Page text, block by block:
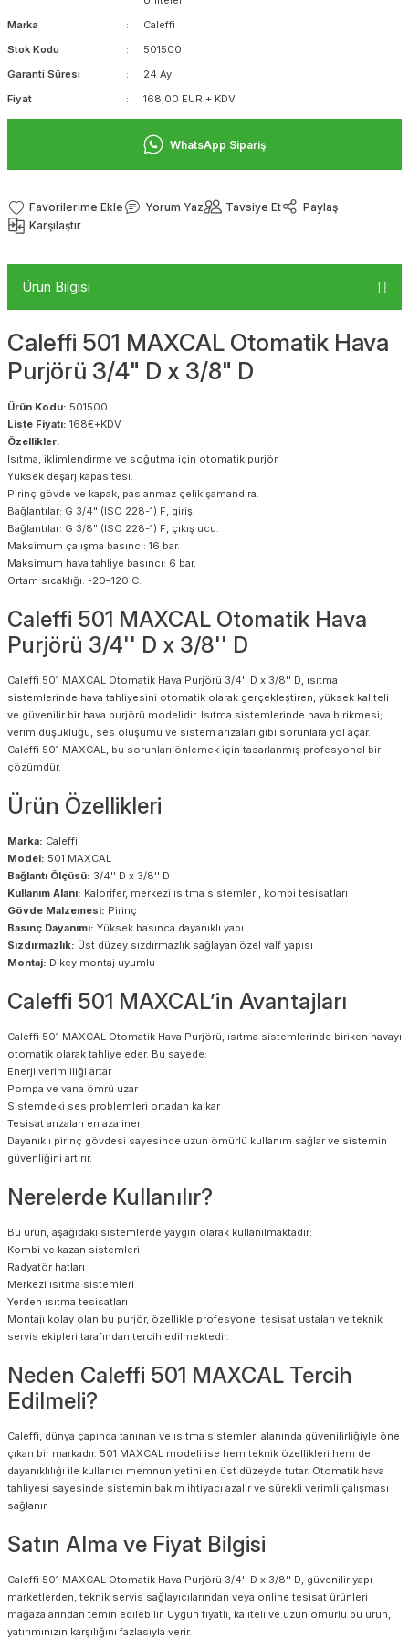
Marka
Caleffi
Stok Kodu
501500
Garanti Süresi
24 Ay
Fiyat
168,00 EUR + KDV
WhatsApp Sipariş
Yorum Yaz Tavsiye Et
Paylaş
Karşılaştır
Ürün Bilgisi
Caleffi 501 MAXCAL Otomatik Hava
Purjörü 3/4" D x 3/8" D
Ürün Kodu: 501500
Liste Fiyatı: 168€+KDV
Özellikler:
Isıtma, iklimlendirme ve soğutma için otomatik purjör.
Yüksek deşarj kapasitesi.
Pirinç gövde ve kapak, paslanmaz çelik şamandıra.
Bağlantılar: G 3/4" (ISO 228-1) F, giriş.
Bağlantılar: G 3/8" (ISO 228-1) F, çıkış ucu.
Maksimum çalışma basıncı: 16 bar.
Maksimum hava tahliye basıncı: 6 bar.
Ortam sıcaklığı: -20–120 C.
Caleffi 501 MAXCAL Otomatik Hava
Purjörü 3/4'' D x 3/8'' D
Caleffi 501 MAXCAL Otomatik Hava Purjörü 3/4'' D x 3/8'' D, ısıtma
sistemlerinde hava tahliyesini otomatik olarak gerçekleştiren, yüksek kaliteli
ve güvenilir bir hava purjörü modelidir. Isıtma sistemlerinde hava birikmesi;
verim düşüklüğü, ses oluşumu ve sistem arızaları gibi sorunlara yol açar.
Caleffi 501 MAXCAL, bu sorunları önlemek için tasarlanmış profesyonel bir
çözümdür.
Ürün Özellikleri
Marka: Caleffi
Model: 501 MAXCAL
Bağlantı Ölçüsü: 3/4'' D x 3/8'' D
Kullanım Alanı: Kalorifer, merkezi ısıtma sistemleri, kombi tesisatları
Gövde Malzemesi: Pirinç
Basınç Dayanımı: Yüksek basınca dayanıklı yapı
Sızdırmazlık: Üst düzey sızdırmazlık sağlayan özel valf yapısı
Montaj: Dikey montaj uyumlu
Caleffi 501 MAXCAL’in Avantajları
Caleffi 501 MAXCAL Otomatik Hava Purjörü, ısıtma sistemlerinde biriken havayı
otomatik olarak tahliye eder. Bu sayede:
Enerji verimliliği artar
Pompa ve vana ömrü uzar
Sistemdeki ses problemleri ortadan kalkar
Tesisat arızaları en aza iner
Dayanıklı pirinç gövdesi sayesinde uzun ömürlü kullanım sağlar ve sistemin
güvenliğini artırır.
Nerelerde Kullanılır?
Bu ürün, aşağıdaki sistemlerde yaygın olarak kullanılmaktadır:
Kombi ve kazan sistemleri
Radyatör hatları
Merkezi ısıtma sistemleri
Yerden ısıtma tesisatları
Montajı kolay olan bu purjör, özellikle profesyonel tesisat ustaları ve teknik
servis ekipleri tarafından tercih edilmektedir.
Neden Caleffi 501 MAXCAL Tercih
Edilmeli?
Caleffi, dünya çapında tanınan ve ısıtma sistemleri alanında güvenilirliğiyle öne
çıkan bir markadır. 501 MAXCAL modeli ise hem teknik özellikleri hem de
dayanıklılığı ile kullanıcı memnuniyetini en üst düzeyde tutar. Otomatik hava
tahliyesi sayesinde sistemin bakım ihtiyacı azalır ve sürekli verimli çalışması
sağlanır.
Satın Alma ve Fiyat Bilgisi
Caleffi 501 MAXCAL Otomatik Hava Purjörü 3/4'' D x 3/8'' D, güvenilir yapı
marketlerden, teknik servis sağlayıcılarından veya online tesisat ürünleri
mağazalarından temin edilebilir. Uygun fiyatlı, kaliteli ve uzun ömürlü bu ürün,
yatırımınızın karşılığını fazlasıyla verir.